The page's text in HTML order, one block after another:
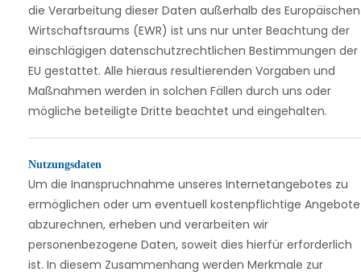
die Verarbeitung dieser Daten außerhalb des Europäischen
Wirtschaftsraums (EWR) ist uns nur unter Beachtung der
einschlägigen datenschutzrechtlichen Bestimmungen der
EU gestattet. Alle hieraus resultierenden Vorgaben und
Maßnahmen werden in solchen Fällen durch uns oder
mögliche beteiligte Dritte beachtet und eingehalten.
Nutzungsdaten
Um die Inanspruchnahme unseres Internetangebotes zu
ermöglichen oder um eventuell kostenpflichtige Angebote
abzurechnen, erheben und verarbeiten wir
personenbezogene Daten, soweit dies hierfür erforderlich
ist. In diesem Zusammenhang werden Merkmale zur